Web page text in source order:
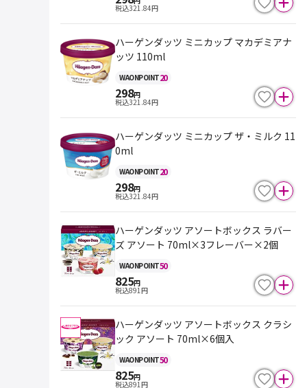
税込321.84円
ハーゲンダッツ ミニカップ マカデミアナ
ッツ 110ml
WAONPOINT20
298円
税込321.84円
ハーゲンダッツ ミニカップ ザ・ミルク 11
0ml
WAONPOINT20
298円
税込321.84円
ハーゲンダッツ アソートボックス ラバー
ズ アソート 70ml×3フレーバー×2個
WAONPOINT50
825円
税込891 円
ハーゲンダッツ アソートボックス クラシ
ック アソート 70ml×6個入
WAONPOINT50
825円
税込891 円